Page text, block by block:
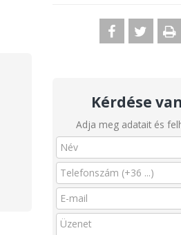
Kérdése
Adja meg adatait és